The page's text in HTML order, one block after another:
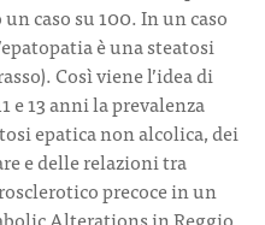
caso su 100. In un caso
è una steatosi
Così viene l’idea di
e 13 anni la prevalenza
epatica non alcolica, dei
e delle relazioni tra
precoce in un